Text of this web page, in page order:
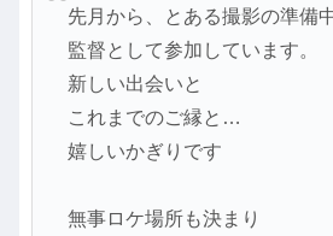
先月から、とある撮影の準備中
監督として参加しています。
新しい出会いと
これまでのご縁と…
嬉しいかぎりです
無事ロケ場所も決まり